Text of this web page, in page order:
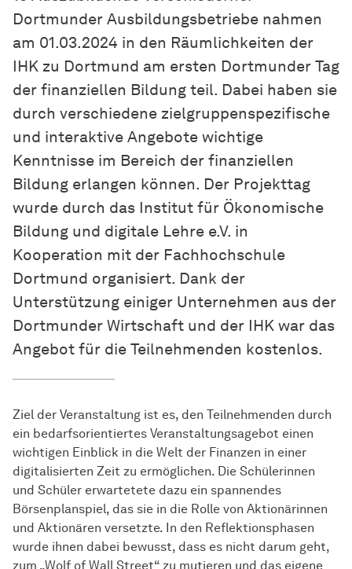
Dortmunder Ausbildungsbetriebe nahmen
am 01.03.2024 in den Räumlichkeiten der
IHK zu Dortmund am ersten Dortmunder Tag
der finanziellen Bildung teil. Dabei haben sie
durch verschiedene zielgruppenspezifische
und interaktive Angebote wichtige
Kenntnisse im Bereich der finanziellen
Bildung erlangen können. Der Projekttag
wurde durch das Institut für Ökonomische
Bildung und digitale Lehre e.V. in
Kooperation mit der Fachhochschule
Dortmund organisiert. Dank der
Unterstützung einiger Unternehmen aus der
Dortmunder Wirtschaft und der IHK war das
Angebot für die Teilnehmenden kostenlos.
Ziel der Veranstaltung ist es, den Teilnehmenden durch
ein bedarfsorientiertes Veranstaltungsagebot einen
wichtigen Einblick in die Welt der Finanzen in einer
digitalisierten Zeit zu ermöglichen. Die Schülerinnen
und Schüler erwartetete dazu ein spannendes
Börsenplanspiel, das sie in die Rolle von Aktionärinnen
und Aktionären versetzte. In den Reflektionsphasen
wurde ihnen dabei bewusst, dass es nicht darum geht,
zum „Wolf of Wall Street“ zu mutieren und das eigene